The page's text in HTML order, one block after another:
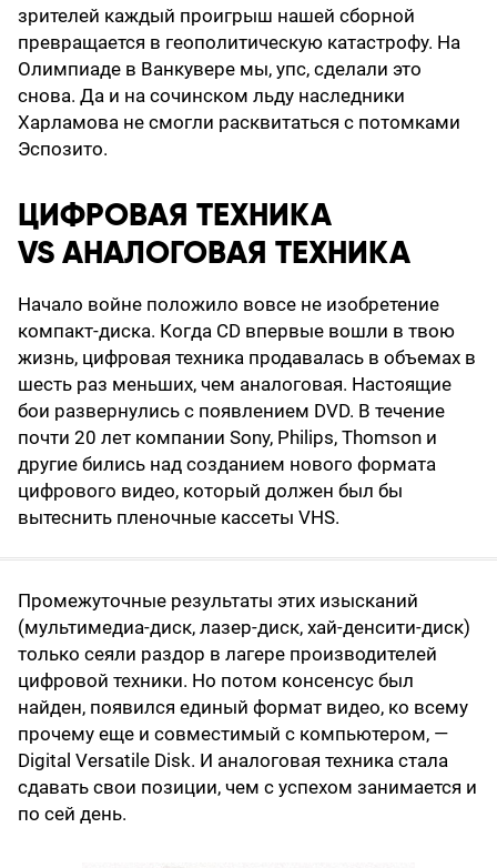
зрителей каждый проигрыш нашей сборной
превращается в геополитическую катастрофу. На
Олимпиаде в Ванкувере мы, упс, сделали это
снова. Да и на сочинском льду наследники
Харламова не смогли расквитаться с потомками
Эспозито.
ЦИФРОВАЯ ТЕХНИКА
VS АНАЛОГОВАЯ ТЕХНИКА
Начало войне положило вовсе не изобретение
компакт-диска. Когда CD впервые вошли в твою
жизнь, цифровая техника продавалась в объемах в
шесть раз меньших, чем аналоговая. Настоящие
бои развернулись с появлением DVD. В течение
почти 20 лет компании Sony, Philips, Thomson и
другие бились над созданием нового формата
цифрового видео, который должен был бы
вытеснить пленочные кассеты VHS.
Промежуточные результаты этих изысканий
(мультимедиа-диск, лазер-диск, хай-денсити-диск)
только сеяли раздор в лагере производителей
цифровой техники. Но потом консенсус был
найден, появился единый формат видео, ко всему
прочему еще и совместимый с компьютером, —
Digital Versatile Disk. И аналоговая техника стала
сдавать свои позиции, чем с успехом занимается и
по сей день.